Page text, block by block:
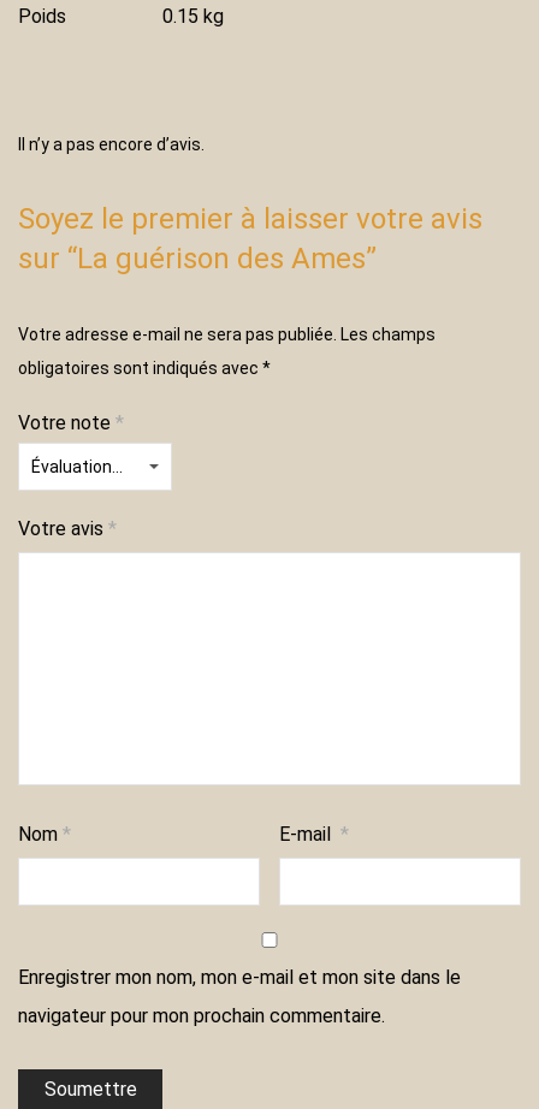
Poids 0.15 kg
Il n’y a pas encore d’avis.
Soyez le premier à laisser votre avis
sur “La guérison des Ames”
Votre adresse e-mail ne sera pas publiée. Les champs
obligatoires sont indiqués avec *
Votre note *
Votre avis *
Nom * E-mail*
Enregistrer mon nom, mon e-mail et mon site dans le
navigateur pour mon prochain commentaire.